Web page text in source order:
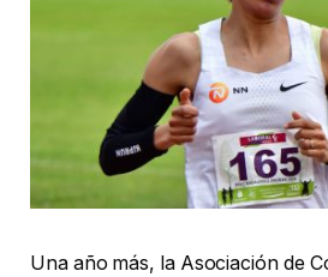
Una año más, la Asociación de